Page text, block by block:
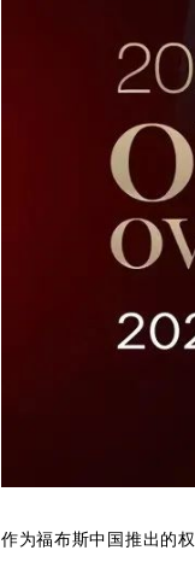
作为福布斯中国推出的